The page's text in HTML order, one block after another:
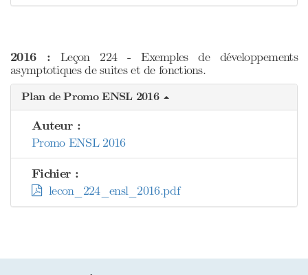
2016 : Leçon 224 - Exemples de développements
asymptotiques de suites et de fonctions.
Plan de Promo ENSL 2016
Auteur :
Promo ENSL 2016
Fichier :
lecon_224_ensl_2016.pdf